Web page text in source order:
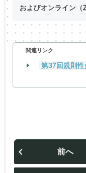
およびオンライン
関連リンク
第37回規則
前へ